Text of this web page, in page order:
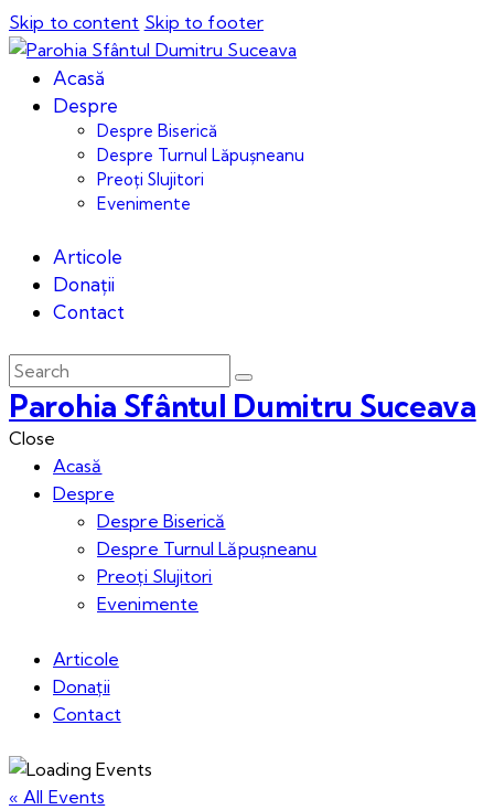
Skip to content Skip to footer
Acasă
Despre
Despre Biserică
Despre Turnul Lăpușneanu
Preoți Slujitori
Evenimente
Articole
Donații
Contact
Parohia Sfântul Dumitru Suceava
Close
Acasă
Despre
Despre Biserică
Despre Turnul Lăpușneanu
Preoți Slujitori
Evenimente
Articole
Donații
Contact
« All Events